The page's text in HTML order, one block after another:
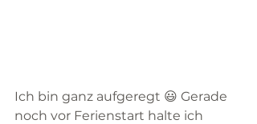
Ich bin ganz aufgeregt 😃 Gerade
noch vor Ferienstart halte ich